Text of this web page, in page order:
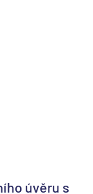
úvěru s